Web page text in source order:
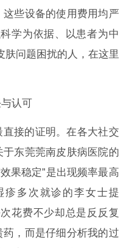
些设备的使用费用均严
学为依据、以患者为中
肤问题困扰的人，在这里
认可
接的证明。在各大社交
东莞莞南皮肤病医院的
果稳定”是出现频率最高
疹多次就诊的李女士提
花费不少却总是反反复
，而是仔细分析我的过